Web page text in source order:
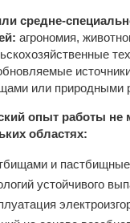
средне-
агрономия,
или природными
опыт работы не
областях:
и
устойчивого